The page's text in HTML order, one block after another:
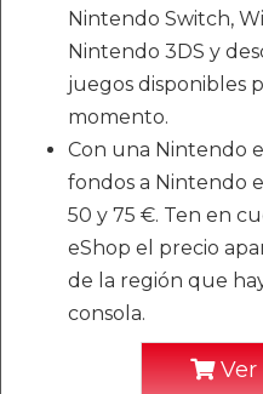
Nintendo Switch,
Nintendo 3DS y
juegos disponibles
momento.
Con una Nintendo
fondos a Nintendo
50 y 75 €. Ten en
eShop el precio
de la región que
consola.
Ver